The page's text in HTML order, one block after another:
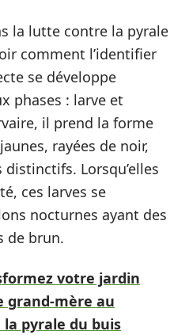
la lutte contre la pyrale
comment l’identifier
se développe
phases : larve et
il prend la forme
rayées de noir,
Lorsqu’elles
ces larves se
nocturnes ayant des
de brun.
votre jardin
grand-mère au
pyrale du buis